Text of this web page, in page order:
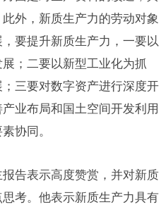
外，新质生产力的劳动对象
要提升新质生产力，一要以
；二要以新型工业化为抓
三要对数字资产进行深度开
业布局和国土空间开发利用
协同。
告表示高度赞赏，并对新质
考。他表示新质生产力具有